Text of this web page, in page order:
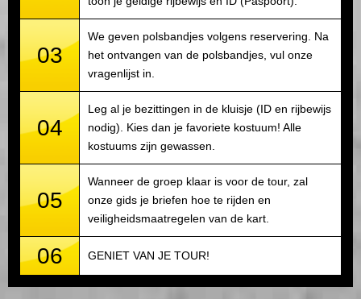
03
We geven polsbandjes volgens reservering. Na
het ontvangen van de polsbandjes, vul onze
vragenlijst in.
04
Leg al je bezittingen in de kluisje (ID en rijbewijs
nodig). Kies dan je favoriete kostuum! Alle
kostuums zijn gewassen.
05
Wanneer de groep klaar is voor de tour, zal
onze gids je briefen hoe te rijden en
veiligheidsmaatregelen van de kart.
06 GENIET VAN JE TOUR!